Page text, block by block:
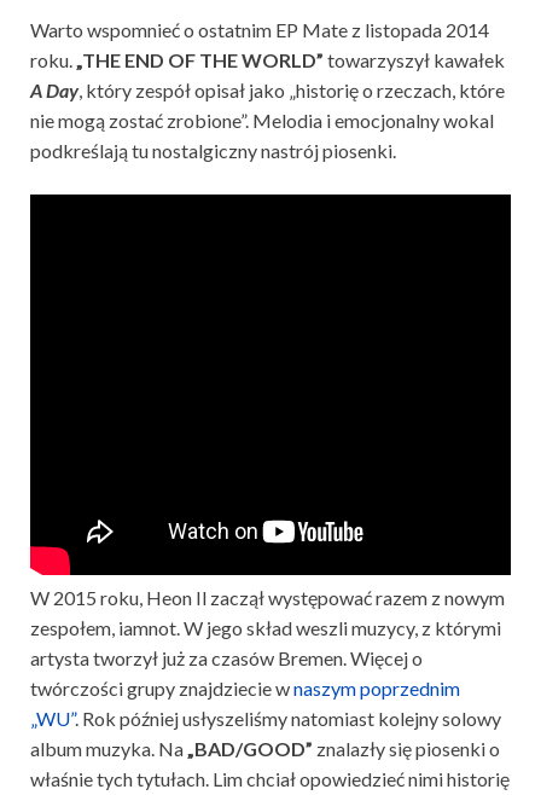
Warto wspomnieć o ostatnim EP Mate z listopada 2014
roku.„THE END OF THE WORLD” towarzyszył kawałek
A Day, który zespół opisał jako „historię o rzeczach, które
nie mogą zostać zrobione”. Melodia i emocjonalny wokal
podkreślają tu nostalgiczny nastrój piosenki.
W 2015 roku, Heon Il zaczął występować razem z nowym
zespołem, iamnot. W jego skład weszli muzycy, z którymi
artysta tworzył już za czasów Bremen. Więcej o
twórczości grupy znajdziecie wnaszym poprzednim
„WU”. Rok później usłyszeliśmy natomiast kolejny solowy
album muzyka. Na„BAD/GOOD” znalazły się piosenki o
właśnie tych tytułach. Lim chciał opowiedzieć nimi historię